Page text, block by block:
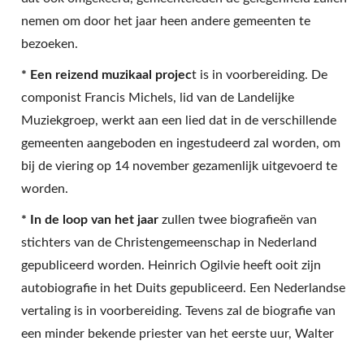
nemen om door het jaar heen andere gemeenten te
bezoeken.
* Een reizend muzikaal project is in voorbereiding. De
componist Francis Michels, lid van de Landelijke
Muziekgroep, werkt aan een lied dat in de verschillende
gemeenten aangeboden en ingestudeerd zal worden, om
bij de viering op 14 november gezamenlijk uitgevoerd te
worden.
* In de loop van het jaar zullen twee biografieën van
stichters van de Christengemeenschap in Nederland
gepubliceerd worden. Heinrich Ogilvie heeft ooit zijn
autobiografie in het Duits gepubliceerd. Een Nederlandse
vertaling is in voorbereiding. Tevens zal de biografie van
een minder bekende priester van het eerste uur, Walter